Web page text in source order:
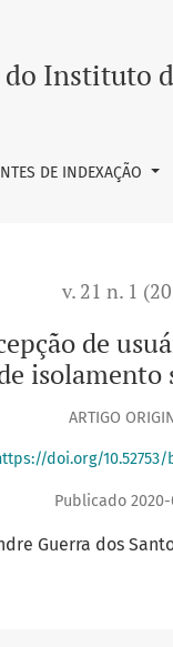
sobre a
Instituto
DE INDEXAÇÃO
v. 21 n. 1
de
ARTIGO
doi.org/10.52753/
Publicado 2020-
Guerra dos